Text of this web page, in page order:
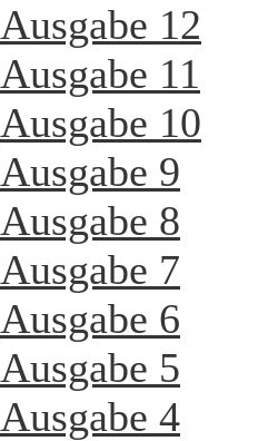
Ausgabe 12
Ausgabe 11
Ausgabe 10
Ausgabe 9
Ausgabe 8
Ausgabe 7
Ausgabe 6
Ausgabe 5
Ausgabe 4